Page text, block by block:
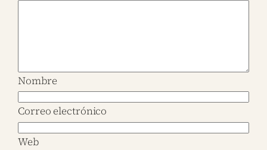
Nombre
Correo electrónico
Web